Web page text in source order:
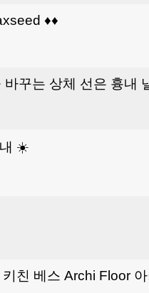
♦️♦️
꾸는 상체 선은 흉내
☀️
친 베스 Archi Floor